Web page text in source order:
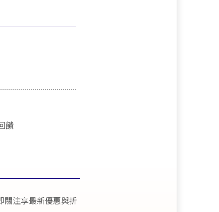
饋
關注享最新優惠與折